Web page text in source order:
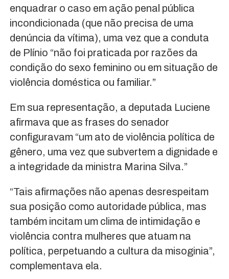
enquadrar o caso em ação penal pública
incondicionada (que não precisa de uma
denúncia da vítima), uma vez que a conduta
de Plínio “não foi praticada por razões da
condição do sexo feminino ou em situação de
violência doméstica ou familiar.”
Em sua representação, a deputada Luciene
afirmava que as frases do senador
configuravam “um ato de violência política de
gênero, uma vez que subvertem a dignidade e
a integridade da ministra Marina Silva.”
“Tais afirmações não apenas desrespeitam
sua posição como autoridade pública, mas
também incitam um clima de intimidação e
violência contra mulheres que atuam na
política, perpetuando a cultura da misoginia”,
complementava ela.